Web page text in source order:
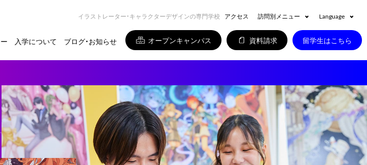
アクセス 訪問別メニュー Language
入学について ブログ・お知らせ オープンキャンパス 資料請求 留学生はこちら
イラストレーター・キャラクターデザインの専門学校